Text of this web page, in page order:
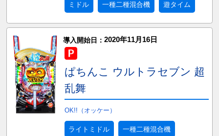
ミドル 一種二種混合機 遊タイム
導入開始日： 2020年11月16日
ぱちんこ ウルトラセブン 超
乱舞
OK!!（オッケー）
ライトミドル 一種二種混合機